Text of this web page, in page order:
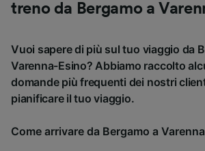
treno da Bergamo a
Vuoi sapere di più sul tuo viaggio da
Varenna-Esino? Abbiamo raccolto
domande più frequenti dei nostri
pianificare il tuo viaggio.
Come arrivare da Bergamo a